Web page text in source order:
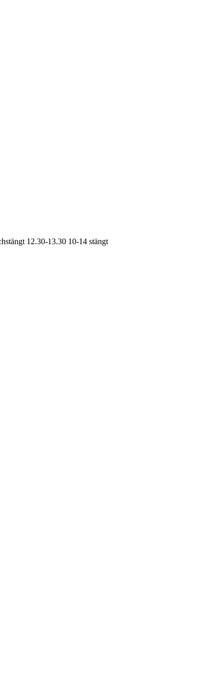
12.30-13.30 10-14 stängt